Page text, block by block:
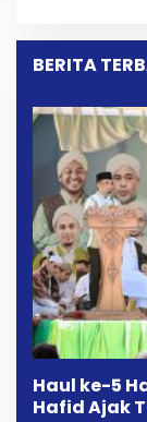
Dipersoalkan ‎
BERITA
Haul ke-5
Hafid Ajak